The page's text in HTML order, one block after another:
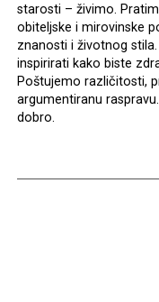
starosti – živimo.
obiteljske i mirovinske
znanosti i životnog
inspirirati kako biste
Poštujemo različitosti,
argumentiranu
dobro.